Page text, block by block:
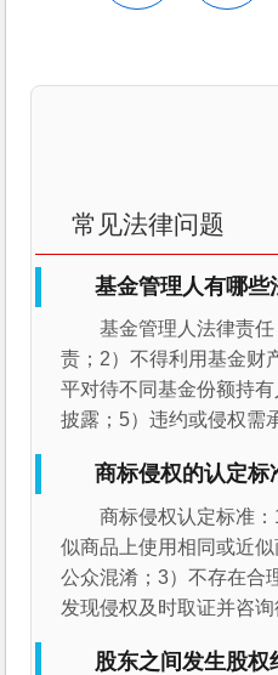
常见法律问题
基金管理人有哪些
基金管理人法律责
责；2）不得利用基金财
平对待不同基金份额持
披露；5）违约或侵权需
商标侵权的认定标
商标侵权认定标准
似商品上使用相同或近
公众混淆；3）不存在合
发现侵权及时取证并咨询
股东之间发生股权